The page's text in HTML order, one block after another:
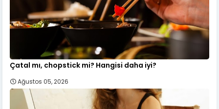
Çatal mı, chopstick mi? Hangisi daha iyi?
Ağustos 05, 2026